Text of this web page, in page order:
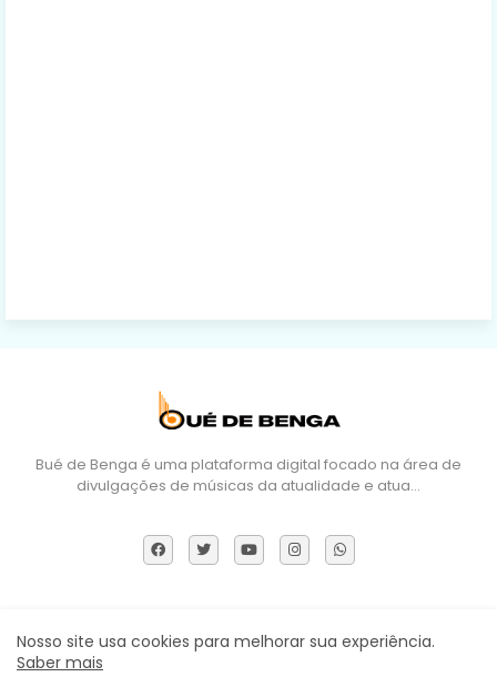
Bué de Benga é uma plataforma digital focado na área de
divulgações de músicas da atualidade e atua…
Sobre Nós DMCA Termos e Políticas Contactos
Nosso site usa cookies para melhorar sua experiência.
Saber mais